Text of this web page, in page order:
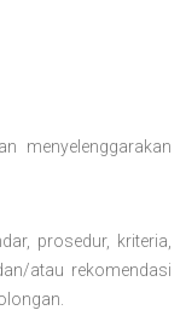
menyelenggarakan
prosedur, kriteria,
atau rekomendasi